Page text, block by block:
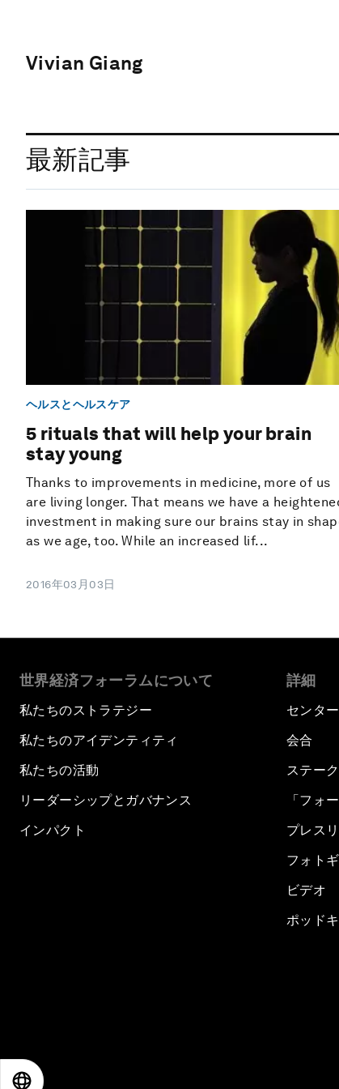
Vivian Giang
最新記事
ヘルスとヘルスケア
5 rituals that will help your brain
stay young
Thanks to improvements in medicine, more of us
are living longer. That means we have a
investment in making sure our brains stay in
as we age, too. While an increased lif...
2016年03月03日
世界経済フォーラムについて
私たちのストラテジー
私たちのアイデンティティ
私たちの活動
リーダーシップとガバナンス
インパクト
詳細
センタ
会合
ステー
「フォ
プレス
フォト
ビデオ
ポッド